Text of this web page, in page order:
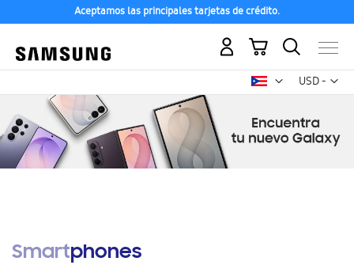
Aceptamos las principales tarjetas de crédito.
USD -
dólar
Mi carrito
Smartphones